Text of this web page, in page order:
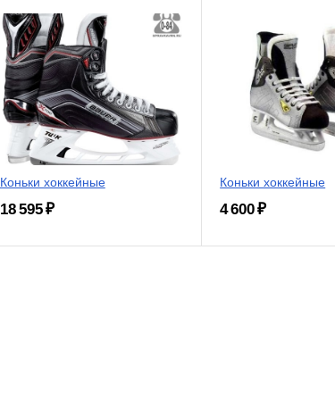
Коньки хоккейные
18 595 ₽
Коньки хоккейные
4 600 ₽